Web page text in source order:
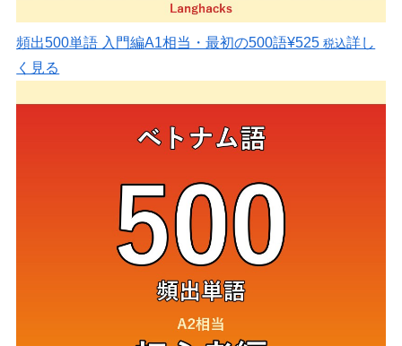
頻出500単語 入門編A1相当・最初の500語¥525 税込詳し
く見る